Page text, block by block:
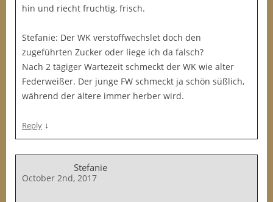
hin und riecht fruchtig, frisch.
Stefanie: Der WK verstoffwechslet doch den
zugeführten Zucker oder liege ich da falsch?
Nach 2 tägiger Wartezeit schmeckt der WK wie alter
Federweißer. Der junge FW schmeckt ja schön süßlich,
während der ältere immer herber wird.
Reply ↓
Stefanie
October 2nd, 2017